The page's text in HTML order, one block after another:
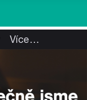
Více…